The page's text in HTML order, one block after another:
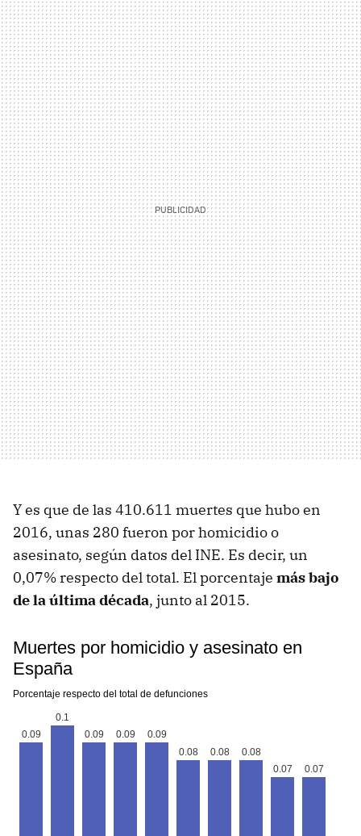
Y es que de las 410.611 muertes que hubo en
2016, unas 280 fueron por homicidio o
asesinato, según datos del INE. Es decir, un
0,07% respecto del total. El porcentaje más bajo
de la última década, junto al 2015.